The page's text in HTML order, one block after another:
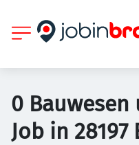
0 Bauwesen
Job in 28197